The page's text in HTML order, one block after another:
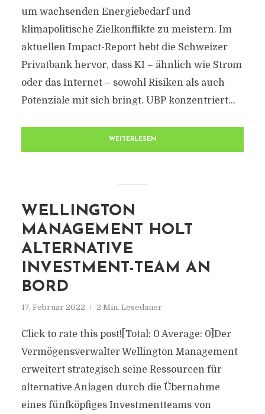
um wachsenden Energiebedarf und
klimapolitische Zielkonflikte zu meistern. Im
aktuellen Impact-Report hebt die Schweizer
Privatbank hervor, dass KI – ähnlich wie Strom
oder das Internet – sowohl Risiken als auch
Potenziale mit sich bringt. UBP konzentriert...
WEITERLESEN
WELLINGTON
MANAGEMENT HOLT
ALTERNATIVE
INVESTMENT-TEAM AN
BORD
17. Februar 2022 2 Min. Lesedauer
Click to rate this post![Total: 0 Average: 0]Der
Vermögensverwalter Wellington Management
erweitert strategisch seine Ressourcen für
alternative Anlagen durch die Übernahme
eines fünfköpfiges Investmentteams von